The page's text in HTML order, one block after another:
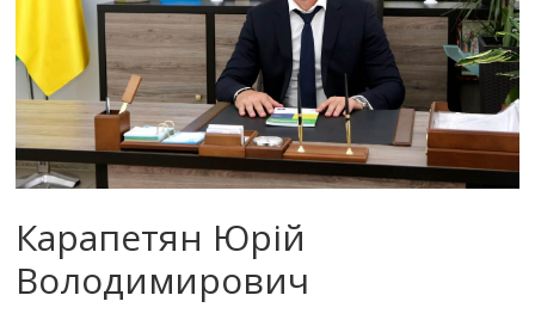
Карапетян Юрій
Володимирович